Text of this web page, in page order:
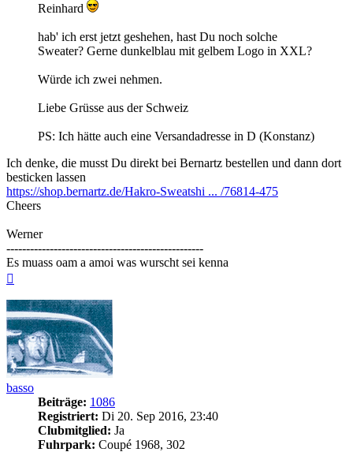
Reinhard
hab' ich erst jetzt geshehen, hast Du noch solche
Sweater? Gerne dunkelblau mit gelbem Logo in XXL?
Würde ich zwei nehmen.
Liebe Grüsse aus der Schweiz
PS: Ich hätte auch eine Versandadresse in D (Konstanz)
Ich denke, die musst Du direkt bei Bernartz bestellen und dann dort
besticken lassen
https://shop.bernartz.de/Hakro-Sweatshi ... /76814-475
Cheers
Werner
--------------------------------------------------
Es muass oam a amoi was wurscht sei kenna
basso
Beiträge: 1086
Registriert: Di 20. Sep 2016, 23:40
Clubmitglied: Ja
Fuhrpark: Coupé 1968, 302